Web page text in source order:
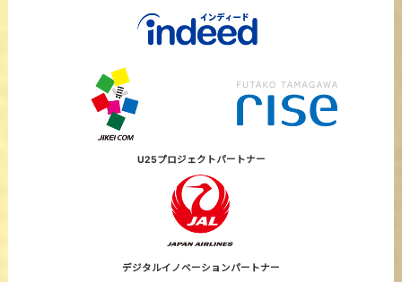
U25プロジェクトパートナー
デジタルイノベーションパートナー